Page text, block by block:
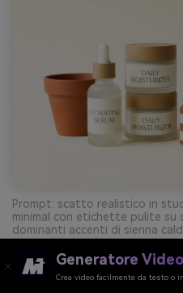
Prompt: scatto realistico in
minimal con etichette pulite su
dominanti accenti di sienna
dettagli beige, luce naturale
superfluo --ar 4:3
Generatore
Crea video facilmente da testo o